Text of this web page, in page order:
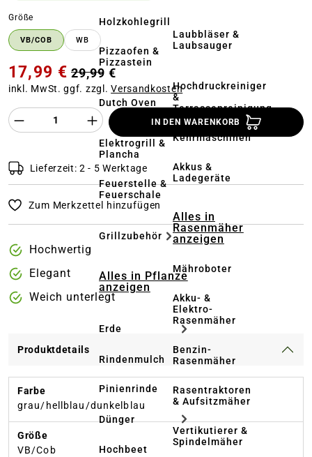
Holzkohlegrill
Pizzaofen &
Pizzastein
Dutch Oven
Elektrogrill &
Plancha
Feuerstelle &
Feuerschale
Grillzubehör
Alles in Pflanze
anzeigen
Erde
Rindenmulch
Pinienrinde
Dünger
Hochbeet
Laubbläser &
Laubsauger
Hochdruckreiniger
&
Terrassenreinigung
Kehrmaschinen
Akkus &
Ladegeräte
Alles in
Rasenmäher
anzeigen
Mähroboter
Akku- &
Elektro-
Rasenmäher
Benzin-
Rasenmäher
Rasentraktoren
& Aufsitzmäher
Vertikutierer &
Spindelmäher
Größe
VB/COB WB
17,99 € 29,99 €
inkl. MwSt. ggf. zzgl.Versandkosten
Produkt Anzahl des Produktes
IN DEN WARENKORB
Lieferzeit: 2 - 5 Werktage
Zum Merkzettel hinzufügen
Hochwertig
Elegant
Weich unterlegt
Produktdetails
Farbe
grau/hellblau/dunkelblau
Größe
VB/Cob